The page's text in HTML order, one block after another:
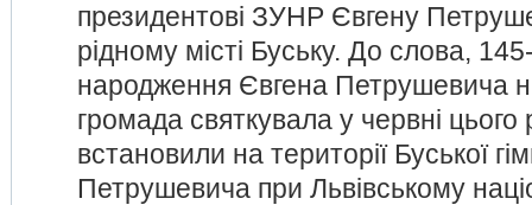
президентові ЗУНР Євгену
рідному місті Буську. До слова,
народження Євгена Петрушевича
громада святкувала у червні цього
встановили на території Буської
Петрушевича при Львівському